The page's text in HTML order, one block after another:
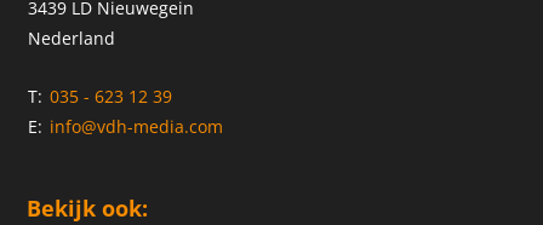
3439 LD Nieuwegein
Nederland
T: 035 - 623 12 39
E: info@vdh-media.com
Bekijk ook: